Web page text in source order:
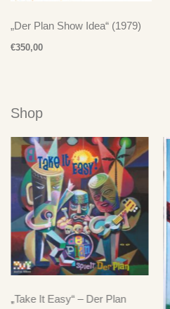
„Der Plan Show Idea“ (1979)
€350,00
Shop
„Take It Easy“ – Der Plan